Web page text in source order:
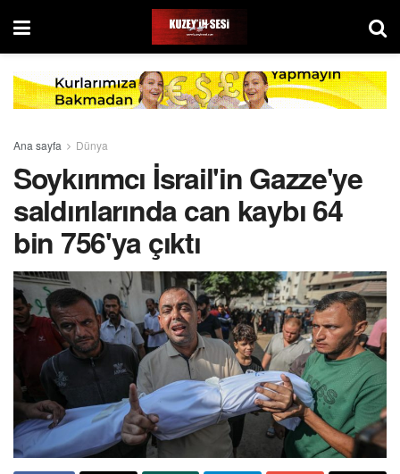
Ana sayfa Dünya
Soykırımcı İsrail'in Gazze'ye
saldırılarında can kaybı 64
bin 756'ya çıktı